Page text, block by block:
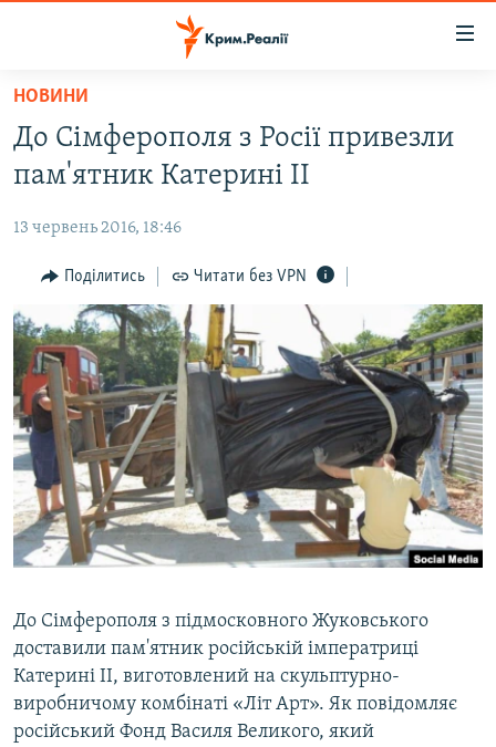
Перейти
основного
матеріалу
до
навігації
Перейти
до
пошуку
ВОДА.КРИМ
ПОЛІТИКА
БЛОГИ
ПОГЛЯД
ІНТЕРВ'Ю
ВСЕ ЗА ДЕНЬ
СПЕЦПРОЕКТИ
ДЕПОРТАЦІЯ
ВІДЕОУРОКИ «ELIFBE»
СВІДЧЕННЯ ОКУПАЦІЇ
ІНФОГРАФІКА
ЯК ОБІЙТИ БЛОКУВАННЯ
Русский
Qırımtatar
ДОЛУЧАЙСЯ!
Усі сайти RFE/RL
НОВИНИ
До Сімферополя з Росії привезли
пам'ятник Катерині II
13 червень 2016, 18:46
Поділитись Читати без VPN
До Сімферополя з підмосковного Жуковського
доставили пам'ятник російській імператриці
Катерині II, виготовлений на скульптурно-
виробничому комбінаті «Літ Арт». Як повідомляє
російський Фонд Василя Великого, який